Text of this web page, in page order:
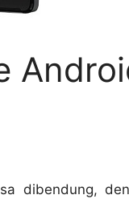
dibendung,